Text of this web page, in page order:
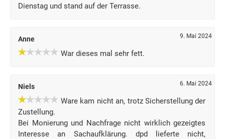
Dienstag und stand auf der Terrasse.
Anne 9. Mai 2024
War dieses mal sehr fett.
Niels 6. Mai 2024
Ware kam nicht an, trotz Sicherstellung der
Zustellung.
Bei Monierung und Nachfrage nicht wirklich gezeigtes
Interesse an Sachaufklärung. dpd lieferte nicht,